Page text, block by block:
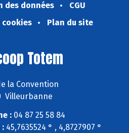
des données
CGU
cookies
Plan du site
Totem
la Convention
Villeurbanne
:04 87 25 58 84
:45,7635524 ° , 4,8727907 °